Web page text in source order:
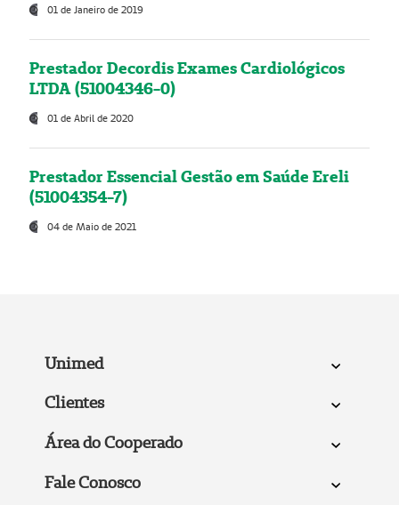
01 de Janeiro de 2019
Prestador Decordis Exames Cardiológicos
LTDA (51004346-0)
01 de Abril de 2020
Prestador Essencial Gestão em Saúde Ereli
(51004354-7)
04 de Maio de 2021
Unimed
Clientes
Área do Cooperado
Fale Conosco